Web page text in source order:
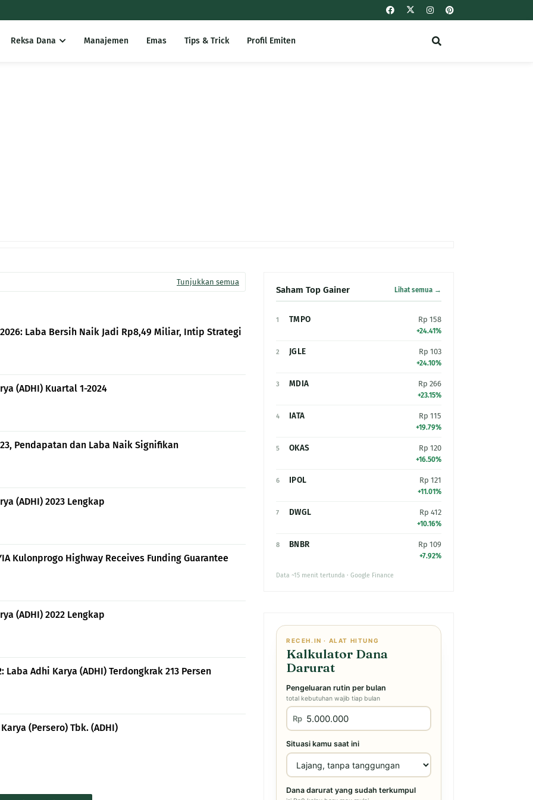
Reksa Dana Manajemen Emas Tips & Trick Profil Emiten
Tunjukkan semua
Laba Bersih Naik Jadi Rp8,49 Miliar, Intip Strategi
(ADHI) Kuartal 1-2024
Pendapatan dan Laba Naik Signifikan
(ADHI) 2023 Lengkap
Kulonprogo Highway Receives Funding Guarantee
(ADHI) 2022 Lengkap
Laba Adhi Karya (ADHI) Terdongkrak 213 Persen
(Persero) Tbk. (ADHI)
Saham Top Gainer Lihat semua →
1 TMPO Rp 158
+24.41%
2 JGLE Rp 103
+24.10%
3 MDIA Rp 266
+23.15%
4 IATA Rp 115
+19.79%
5 OKAS Rp 120
+16.50%
6 IPOL Rp 121
+11.01%
7 DWGL Rp 412
+10.16%
8 BNBR Rp 109
+7.92%
Data ~15 menit tertunda · Google Finance
RECEH.IN · ALAT HITUNG
Kalkulator Dana
Darurat
Pengeluaran rutin per bulan
total kebutuhan wajib tiap bulan
Rp
Situasi kamu saat ini
Dana darurat yang sudah terkumpul